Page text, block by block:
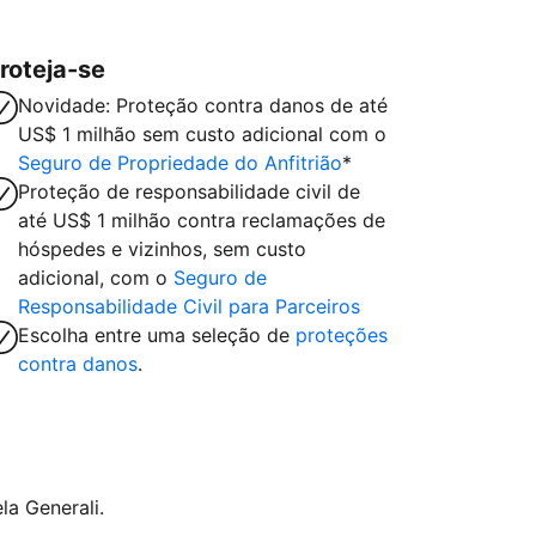
se
Novidade: Proteção contra danos de até
US$ 1 milhão sem custo adicional com o
Seguro de Propriedade do Anfitrião*
Proteção de responsabilidade civil de
até US$ 1 milhão contra reclamações de
hóspedes e vizinhos, sem custo
adicional, com o Seguro de
Responsabilidade Civil para Parceiros
Escolha entre uma seleção de proteções
contra danos.
Generali.